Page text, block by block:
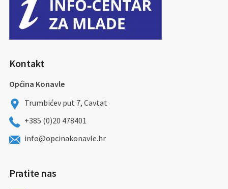
Kontakt
Općina Konavle
Trumbićev put 7, Cavtat
+385 (0)20 478401
info@opcinakonavle.hr
Pratite nas